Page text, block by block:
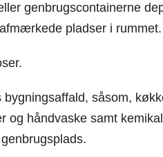
genbrugscontainerne
pladser i rummet.
såsom,
og håndvaske samt